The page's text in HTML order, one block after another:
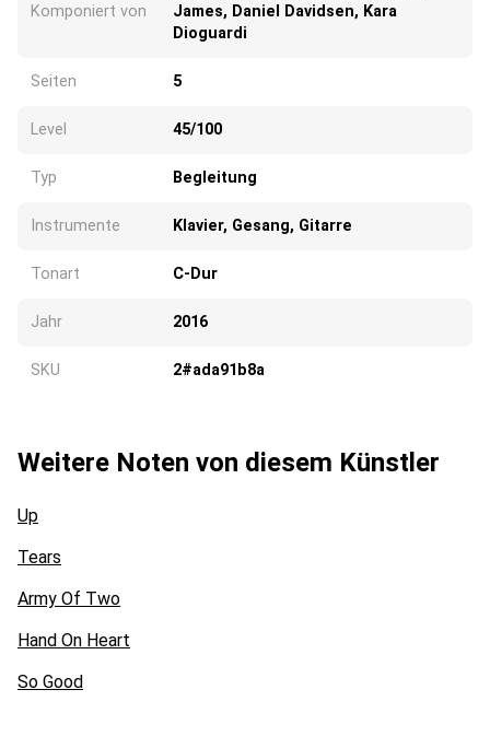
Komponiert von
James, Daniel Davidsen, Kara
Dioguardi
Seiten 5
Level 45/100
Typ Begleitung
Instrumente Klavier, Gesang, Gitarre
Tonart C-Dur
Jahr 2016
SKU 2#ada91b8a
Weitere Noten von diesem Künstler
Up
Tears
Army Of Two
Hand On Heart
So Good